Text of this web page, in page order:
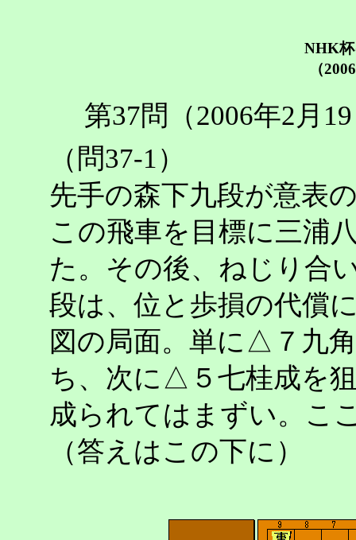
NHK杯
（
第37問（2006年2月
（問37-1）
先手の森下九段が意表
この飛車を目標に三浦
た。その後、ねじり合
段は、位と歩損の代償
図の局面。単に△７九
ち、次に△５七桂成を
成られてはまずい。こ
（答えはこの下に）